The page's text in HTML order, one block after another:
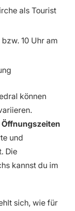
als Tourist
10 Uhr am
können
und
Die
kannst du im
sich, wie für